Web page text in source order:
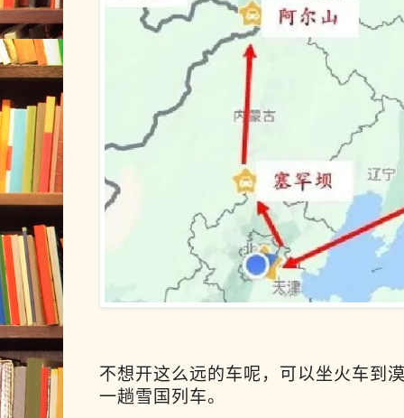
不想开这么远的车呢，可以坐火车到
一趟雪国列车。